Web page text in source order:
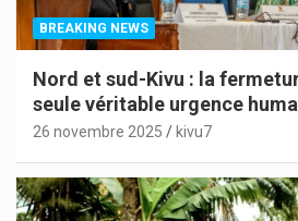
BREAKING NEWS
Nord et sud-Kivu : la
seule véritable urgence
26 novembre 2025 kivu7